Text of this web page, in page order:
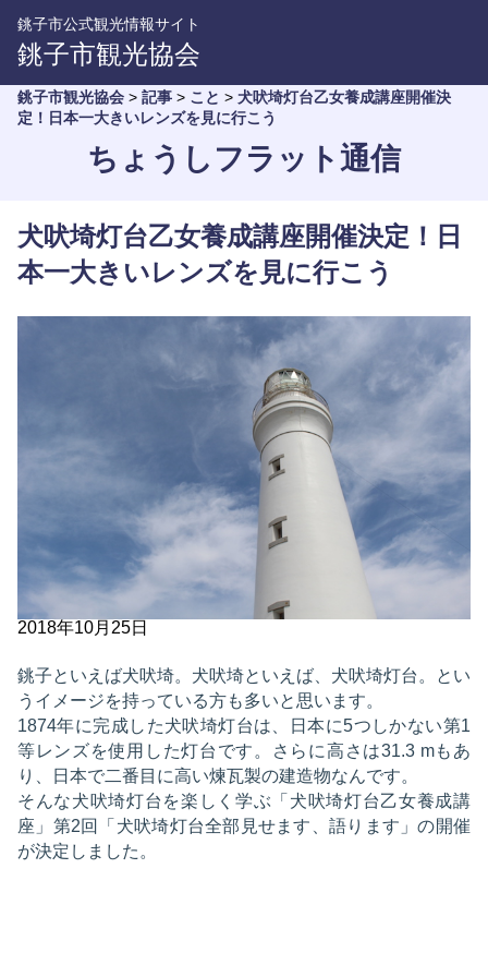
銚子市公式観光情報サイト
銚子市観光協会
銚子市観光協会 > 記事 > こと > 犬吠埼灯台乙女養成講座開催決
定！日本一大きいレンズを見に行こう
ちょうしフラット通信
犬吠埼灯台乙女養成講座開催決定！日
本一大きいレンズを見に行こう
2018年10月25日
銚子といえば犬吠埼。犬吠埼といえば、犬吠埼灯台。とい
うイメージを持っている方も多いと思います。
1874年に完成した犬吠埼灯台は、日本に5つしかない第1
等レンズを使用した灯台です。さらに高さは31.3 mもあ
り、日本で二番目に高い煉瓦製の建造物なんです。
そんな犬吠埼灯台を楽しく学ぶ「犬吠埼灯台乙女養成講
座」第2回「犬吠埼灯台全部見せます、語ります」の開催
が決定しました。